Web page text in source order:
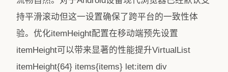
持平滑滚动但这一设置确保了跨平台的一致性体
验。优化itemHeight配置在移动端预先设置
itemHeight可以带来显著的性能提升VirtualList
itemHeight{64} items{items} let:item div